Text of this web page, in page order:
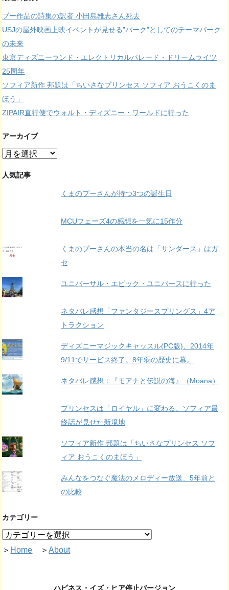
プー作品の詩集の訳者 小田島雄志さん死去
USJの屋外映画上映イベントが見せる”パーク”としてのテーマパーク
の未来
東京ディズニーランド・エレクトリカルパレード・ドリームライツ
25周年
ソフィア新作 邦題は「ちいさなプリンセス ソフィア おうこくのま
ほう」
ZIPAIR直行便でウォルト・ディズニー・ワールドに行った
アーカイブ
ア
カ
人気記事
くまのプーさんが持つ3つの誕生日
MCUフェーズ4の感想を一気に15作分
くまのプーさんの本当の名は「サンダース」はガ
セ
ユニバーサル・エピック・ユニバースに行った
ネタバレ感想「ファンタジースプリングス」4ア
トラクション
ディズニーマジックキャッスル(PC版)、2014年
9/11でサービス終了。8年弱の歴史に幕。
ネタバレ感想：『モアナと伝説の海』（Moana）
プリンセスは「ロイヤル」に変わる。ソフィア最
終話が見せた新境地
ソフィア新作 邦題は「ちいさなプリンセス ソフ
ィア おうこくのまほう」
みんなをつなぐ魔法のメロディー放送、5年前と
の比較
カテゴリー
＞ Home ＞About
ハピネス・イズ・ヒア停止バージョン